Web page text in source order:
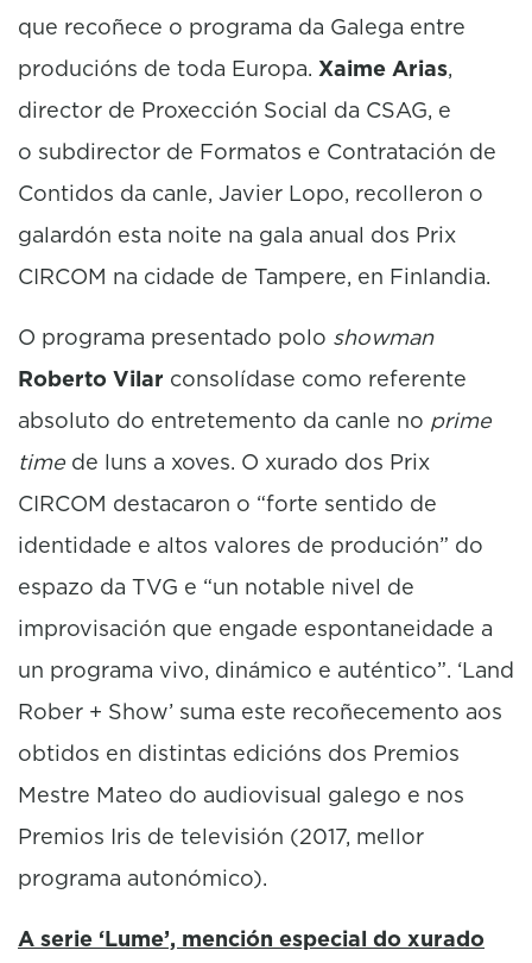
que recoñece o programa da Galega entre
producións de toda Europa. Xaime Arias,
director de Proxección Social da CSAG, e
o subdirector de Formatos e Contratación de
Contidos da canle, Javier Lopo, recolleron o
galardón esta noite na gala anual dos Prix
CIRCOM na cidade de Tampere, en Finlandia.
O programa presentado polo showman
Roberto Vilar consolídase como referente
absoluto do entretemento da canle no prime
time de luns a xoves. O xurado dos Prix
CIRCOM destacaron o “forte sentido de
identidade e altos valores de produción” do
espazo da TVG e “un notable nivel de
improvisación que engade espontaneidade a
un programa vivo, dinámico e auténtico”. ‘Land
Rober + Show’ suma este recoñecemento aos
obtidos en distintas edicións dos Premios
Mestre Mateo do audiovisual galego e nos
Premios Iris de televisión (2017, mellor
programa autonómico).
A serie ‘Lume’, mención especial do xurado